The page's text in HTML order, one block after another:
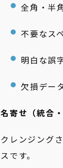
全角・半
不要なス
明白な誤
欠損デー
名寄せ（統合
クレンジング
スです。